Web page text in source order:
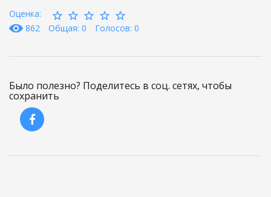
Оценка:
862
Общая: 0 Голосов: 0
Было полезно? Поделитесь в соц. сетях, чтобы
сохранить